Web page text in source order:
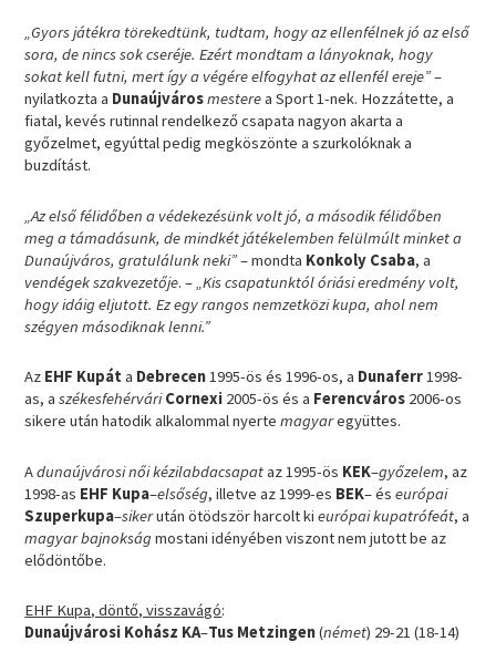
„Gyors játékra törekedtünk, tudtam, hogy az ellenfélnek jó az első
sora, de nincs sok cseréje. Ezért mondtam a lányoknak, hogy
sokat kell futni, mert így a végére elfogyhat az ellenfél ereje”–
nyilatkozta a Dunaújvárosmesterea Sport 1-nek. Hozzátette, a
fiatal, kevés rutinnal rendelkező csapata nagyon akarta a
győzelmet, egyúttal pedig megköszönte a szurkolóknak a
buzdítást.
„Az első félidőben a védekezésünk volt jó, a második félidőben
meg a támadásunk, de mindkét játékelemben felülmúlt minket a
Dunaújváros, gratulálunk neki”– mondta Konkoly Csaba, a
vendégek szakvezetője. –„Kis csapatunktól óriási eredmény volt,
hogy idáig eljutott. Ez egy rangos nemzetközi kupa, ahol nem
szégyen másodiknak lenni.”
Az EHF Kupát a Debrecen1995-ös és 1996-os, a Dunaferr1998-
as, aszékesfehérvári Cornexi 2005-ös és a Ferencváros 2006-os
sikere után hatodik alkalommal nyertemagyaregyüttes.
Adunaújvárosi női kézilabdacsapataz 1995-ös KEK–győzelem, az
1998-as EHF Kupa–elsőség, illetve az 1999-es BEK– éseurópai
Szuperkupa–sikerután ötödször harcolt kieurópai kupatrófeát, a
magyar bajnokságmostani idényében viszont nem jutott be az
elődöntőbe.
EHF Kupa, döntő, visszavágó:
Dunaújvárosi Kohász KA–Tus Metzingen(német) 29-21 (18-14)